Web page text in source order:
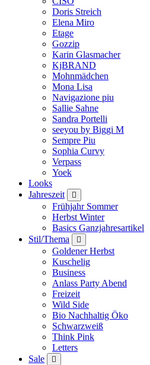
Doris Streich
Elena Miro
Etage
Gozzip
Karin Glasmacher
KjBRAND
Mohnmädchen
Mona Lisa
Navigazione piu
Sallie Sahne
Sandra Portelli
seeyou by Biggi M
Sempre Piu
Sophia Curvy
Verpass
Yoek
Looks
Jahreszeit
Frühjahr Sommer
Herbst Winter
Basics Ganzjahresartikel
Stil/Thema
Goldener Herbst
Kuschelig
Business
Anlass Party Abend
Freizeit
Wild Side
Bio Nachhaltig Öko
Schwarzweiß
Think Pink
Letters
Sale